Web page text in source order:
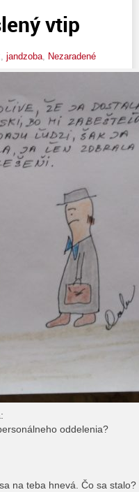
vtip
jandzoba Nezaradené
oddelenia?
na teba hnevá. Čo sa stalo?